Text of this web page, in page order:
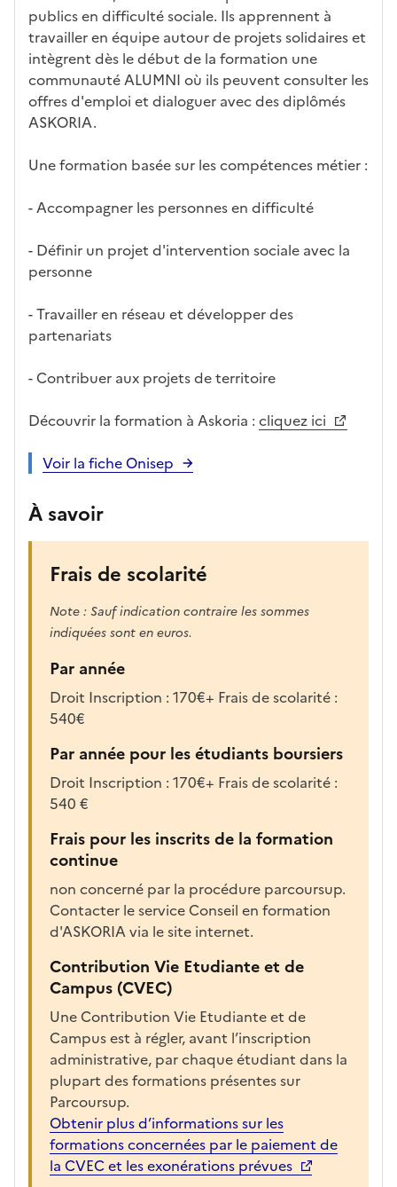
e
d
é
r
o
a
t
c
a
è
,
g
r
c
a
g
e
u
r
f
c
h
e
r
a
f
i
publics en difficulté sociale. Ils apprennent à
travailler en équipe autour de projets solidaires et
intègrent dès le début de la formation une
communauté ALUMNI où ils peuvent consulter les
offres d'emploi et dialoguer avec des diplômés
ASKORIA.
Une formation basée sur les compétences métier :
- Accompagner les personnes en difficulté
- Définir un projet d'intervention sociale avec la
personne
- Travailler en réseau et développer des
partenariats
- Contribuer aux projets de territoire
Découvrir la formation à Askoria : cliquez ici
Voir la fiche Onisep
À savoir
Frais de scolarité
Note : Sauf indication contraire les sommes
indiquées sont en euros.
Par année
Droit Inscription : 170€+ Frais de scolarité :
540€
Par année pour les étudiants boursiers
Droit Inscription : 170€+ Frais de scolarité :
540 €
Frais pour les inscrits de la formation
continue
non concerné par la procédure parcoursup.
Contacter le service Conseil en formation
d'ASKORIA via le site internet.
Contribution Vie Etudiante et de
Campus (CVEC)
Une Contribution Vie Etudiante et de
Campus est à régler, avant l’inscription
administrative, par chaque étudiant dans la
plupart des formations présentes sur
Parcoursup.
Obtenir plus d’informations sur les
formations concernées par le paiement de
la CVEC et les exonérations prévues